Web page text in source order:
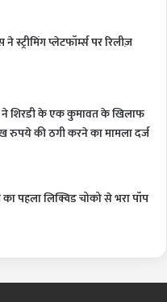
स्ट्रीमिंग प्लेटफॉर्म्स पर रिलीज़
शिरडी के एक कुमावत के खिलाफ
रुपये की ठगी करने का मामला दर्ज
पहला लिक्विड चोको से भरा पॉप